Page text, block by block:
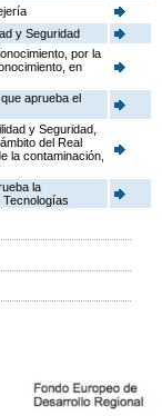
y Seguridad
por la
en
aprueba el
y Seguridad,
del Real
la contaminación,
la